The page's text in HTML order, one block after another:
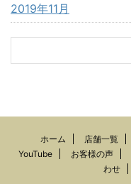
2019年11月
ホーム 店舗一覧
YouTube
お客様の声
わせ